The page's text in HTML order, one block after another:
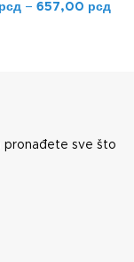
рсд – 657,00 рсд
pronađete sve što